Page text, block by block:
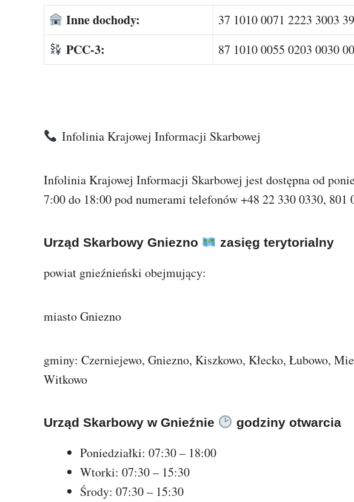
Inne dochody: 37 1010 0071 2223 3003
PCC-3: 87 1010 0055 0203 0030
Infolinia Krajowej Informacji Skarbowej
Infolinia Krajowej Informacji Skarbowej jest dostępna od
7:00 do 18:00 pod numerami telefonów +48 22 330 0330, 801
Urząd Skarbowy Gniezno zasięg terytorialny
powiat gnieźnieński obejmujący:
miasto Gniezno
gminy: Czerniejewo, Gniezno, Kiszkowo, Kłecko, Łubowo,
Witkowo
Urząd Skarbowy w Gnieźnie godziny otwarcia
Poniedziałki: 07:30 – 18:00
Wtorki: 07:30 – 15:30
Środy: 07:30 – 15:30